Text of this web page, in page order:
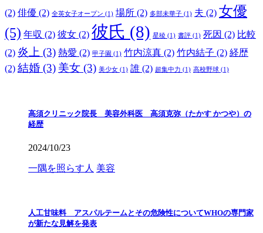
(2) 俳優 (2) 全英女子オープン (1) 場所 (2) 多部未華子 (1) 夫 (2) 女優
(5) 年収 (2) 彼女 (2) 彼氏 (8) 星稜 (1) 書評 (1) 死因 (2) 比較
(2) 炎上 (3) 熱愛 (2) 甲子園 (1) 竹内涼真 (2) 竹内結子 (2) 経歴
(2) 結婚 (3) 美女 (3) 美少女 (1) 誰 (2) 超集中力 (1) 高校野球 (1)
高須クリニック院長 美容外科医 高須克弥（たかす かつや）の
経歴
2024/10/23
一隅を照らす人 美容
人工甘味料 アスパルテームとその危険性についてWHOの専門家
が新たな見解を発表